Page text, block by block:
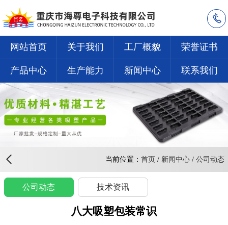
网站首页 关于我们 工厂概貌 荣誉证书
产品中心 生产能力 新闻中心 联系我们
当前位置： 首页 / 新闻中心 / 公司动态
公司动态 技术资讯
八大吸塑包装常识